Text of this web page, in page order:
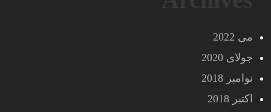
می 2022
جولای 2020
نوامبر 2018
اکتبر 2018